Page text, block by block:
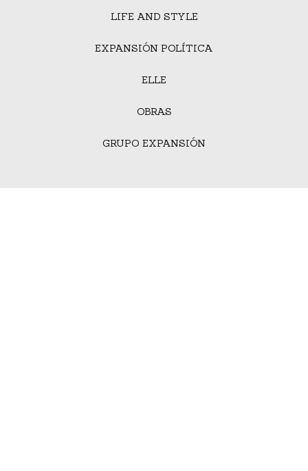
LIFE AND STYLE
EXPANSIÓN POLÍTICA
ELLE
OBRAS
GRUPO EXPANSIÓN